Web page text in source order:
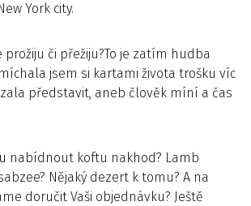
York city.
prožiju či přežiju?To je zatím hudba
jsem si kartami života trošku víc
představit, aneb člověk míní a čas
nabídnout koftu nakhod? Lamb
Nějaký dezert k tomu? A na
doručit Vaši objednávku? Ještě